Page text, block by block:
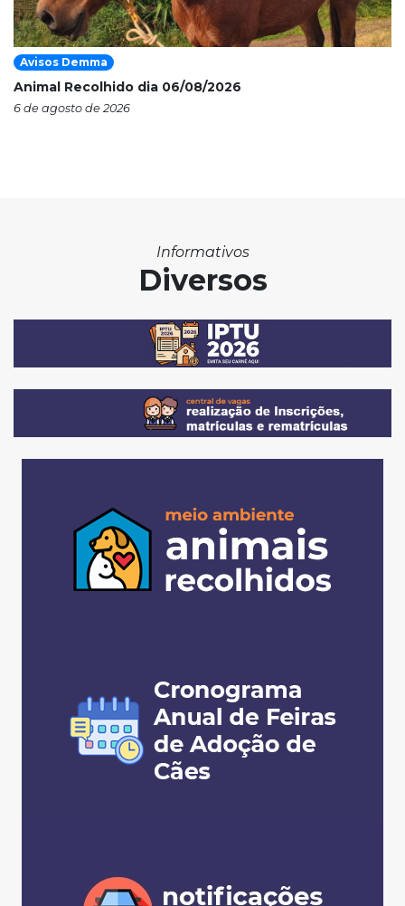
Avisos Demma
Animal Recolhido dia 06/08/2026
6 de agosto de 2026
Informativos
Diversos